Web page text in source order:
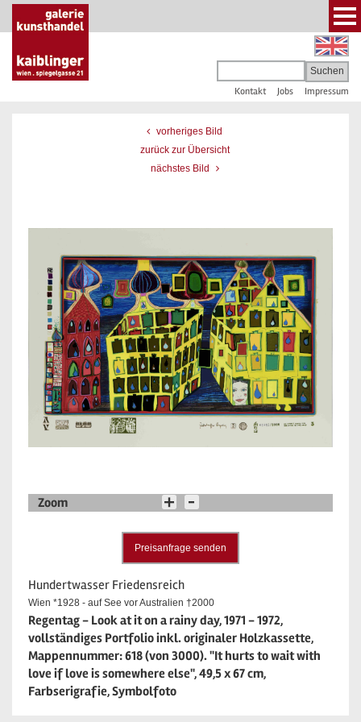
Kontakt Jobs Impressum
vorheriges Bild
zurück zur Übersicht
nächstes Bild
Zoom
Preisanfrage senden
Hundertwasser Friedensreich
Wien *1928 - auf See vor Australien †2000
Regentag - Look at it on a rainy day, 1971 - 1972,
vollständiges Portfolio inkl. originaler Holzkassette,
Mappennummer: 618 (von 3000). "It hurts to wait with
love if love is somewhere else", 49,5 x 67 cm,
Farbserigrafie, Symbolfoto